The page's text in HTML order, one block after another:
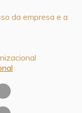
da empresa e a